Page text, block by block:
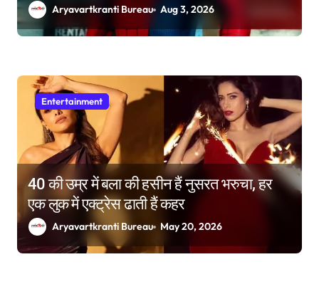
है रही फीकी
Aryavartkranti Bureau Aug 3, 2026
Entertainment
40 की उम्र में बला की हसीन हैं नुसरत भरुचा, हर
एक लुक में एक्ट्रेस ढाती हैं कहर
Aryavartkranti Bureau May 20, 2026